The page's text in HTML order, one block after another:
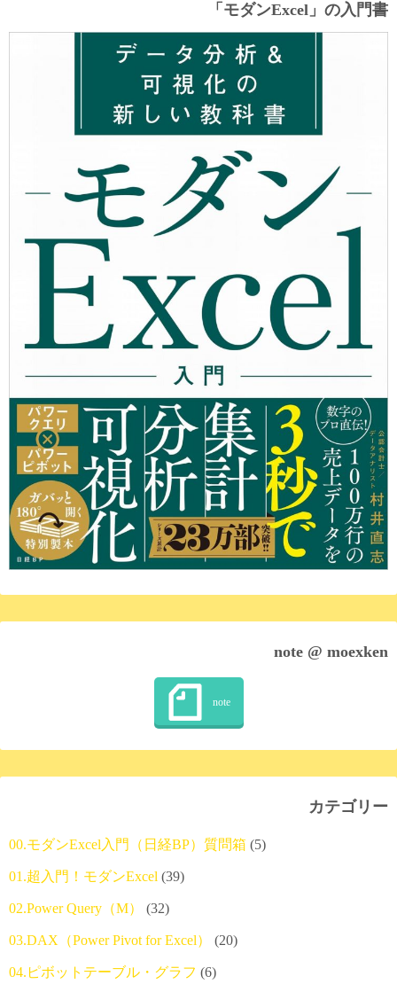
「モダンExcel」の入門書
note @ moexken
カテゴリー
00.モダンExcel入門（日経BP）質問箱 (5)
01.超入門！モダンExcel (39)
02.Power Query（M） (32)
03.DAX（Power Pivot for Excel） (20)
04.ピボットテーブル・グラフ (6)